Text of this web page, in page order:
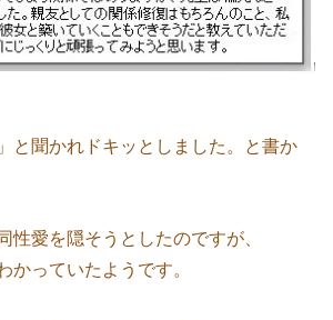
と聞かれドキッとしました。と書か
性愛を隠そうとしたのですが、
かっていたようです。